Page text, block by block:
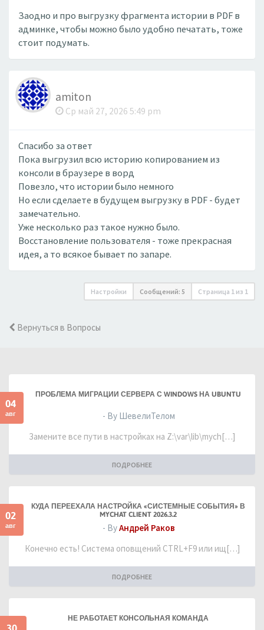
Заодно и про выгрузку фрагмента истории в PDF в
админке, чтобы можно было удобно печатать, тоже
стоит подумать.
amiton
Ср май 27, 2026 5:49 pm
Спасибо за ответ
Пока выгрузил всю историю копированием из
консоли в браузере в ворд
Повезло, что истории было немного
Но если сделаете в будущем выгрузку в PDF - будет
замечательно.
Уже несколько раз такое нужно было.
Восстановление пользователя - тоже прекрасная
идея, а то всякое бывает по запаре.
Настройки Сообщений: 5 Страница 1 из 1
Вернуться в Вопросы
04
авг
ПРОБЛЕМА МИГРАЦИИ СЕРВЕРА С WINDOWS НА UBUNTU
- By ШевелиТелом
Замените все пути в настройках на Z:\var\lib\mych[…]
ПОДРОБНЕЕ
02
авг
КУДА ПЕРЕЕХАЛА НАСТРОЙКА «СИСТЕМНЫЕ СОБЫТИЯ» В
MYCHAT CLIENT 2026.3.2
- ByАндрей Раков
Конечно есть! Система оповщений CTRL+F9 или ищ[…]
ПОДРОБНЕЕ
НЕ РАБОТАЕТ КОНСОЛЬНАЯ КОМАНДА